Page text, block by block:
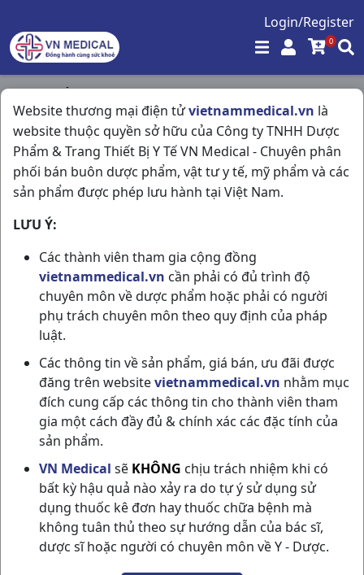
Login/Register
0
Website thương mại điện tửvietnammedical.vn là
website thuộc quyền sở hữu của Công ty TNHH Dược
Phẩm & Trang Thiết Bị Y Tế VN Medical - Chuyên phân
phối bán buôn dược phẩm, vật tư y tế, mỹ phẩm và các
sản phẩm được phép lưu hành tại Việt Nam.
LƯU Ý:
Các thành viên tham gia cộng đồng
vietnammedical.vn cần phải có đủ trình độ
chuyên môn về dược phẩm hoặc phải có người
phụ trách chuyên môn theo quy định của pháp
luật.
Các thông tin về sản phẩm, giá bán, ưu đãi được
đăng trên websitevietnammedical.vn nhằm mục
đích cung cấp các thông tin cho thành viên tham
gia một cách đầy đủ & chính xác các đặc tính của
sản phẩm.
VN Medical sẽ KHÔNG chịu trách nhiệm khi có
bất kỳ hậu quả nào xảy ra do tự ý sử dụng sử
dụng thuốc kê đơn hay thuốc chữa bệnh mà
không tuân thủ theo sự hướng dẫn của bác sĩ,
dược sĩ hoặc người có chuyên môn về Y - Dược.
Trang chủ / Kháng Viêm - Kháng Histamin /
Pyme Cz10 H100vna Pymepharco
PYME CZ10 H100VNA PYMEPHARCO
NSX:Pymepharco
Nhóm hàng:Kháng Viêm - Kháng
Histamin,